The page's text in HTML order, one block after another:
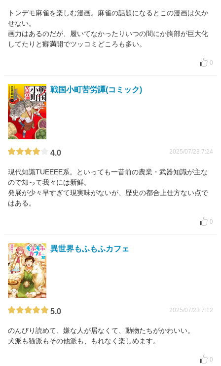
トンデモ麻雀を楽しむ漫画。麻雀の話題になるとこの漫画は欠か
せない。
画力はあるのだが、履いてなかったりいつの間にか胸部が巨大化
してたりと癖満開でツッコミどころも多い。
0
戦国小町苦労譚(コミック)
4.0 2025/07/23 7:24
現代知識TUEEEE系。といっても一昔前の農業・武器知識が主な
ので却って我々には新鮮。
発展が少々早すぎて現実味がないが、歴史の都合上仕方ない点で
はある。
0
異世界もふもふカフェ
5.0 2025/07/23 7:12
のんびり読めて、嫌な人が居なくて、動物たちがかわいい。
犬派も猫派もその他派も、もれなく楽しめます。
0